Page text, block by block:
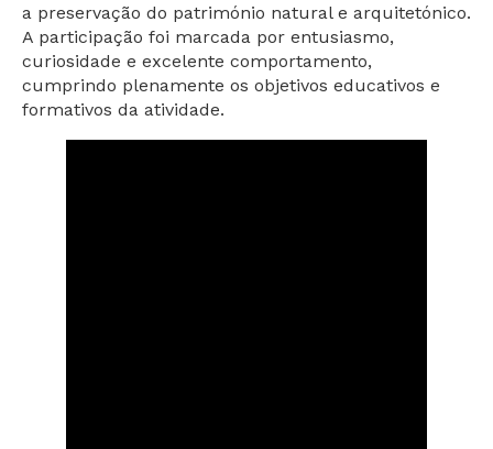
a preservação do património natural e arquitetónico.
A participação foi marcada por entusiasmo,
curiosidade e excelente comportamento,
cumprindo plenamente os objetivos educativos e
formativos da atividade.